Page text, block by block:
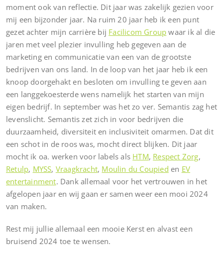
moment ook van reflectie. Dit jaar was zakelijk gezien voor
mij een bijzonder jaar. Na ruim 20 jaar heb ik een punt
gezet achter mijn carrière bij Facilicom Group waar ik al die
jaren met veel plezier invulling heb gegeven aan de
marketing en communicatie van een van de grootste
bedrijven van ons land. In de loop van het jaar heb ik een
knoop doorgehakt en besloten om invulling te geven aan
een langgekoesterde wens namelijk het starten van mijn
eigen bedrijf. In september was het zo ver. Semantis zag het
levenslicht. Semantis zet zich in voor bedrijven die
duurzaamheid, diversiteit en inclusiviteit omarmen. Dat dit
een schot in de roos was, mocht direct blijken. Dit jaar
mocht ik oa. werken voor labels als HTM, Respect Zorg,
Retulp, MYSS, Vraagkracht, Moulin du Coupied en EV
entertainment. Dank allemaal voor het vertrouwen in het
afgelopen jaar en wij gaan er samen weer een mooi 2024
van maken.
Rest mij jullie allemaal een mooie Kerst en alvast een
bruisend 2024 toe te wensen.